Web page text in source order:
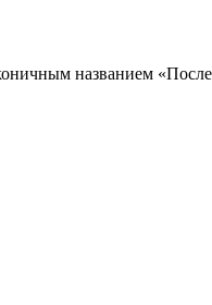
названием